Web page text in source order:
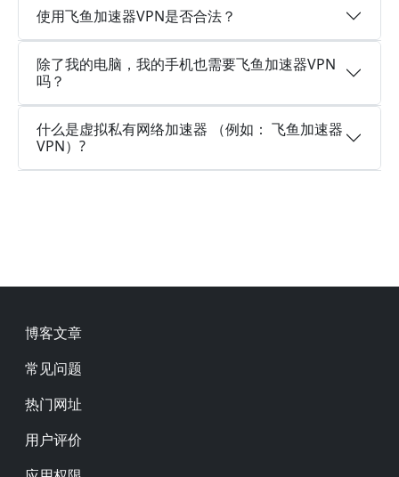
使用飞鱼加速器VPN是否合法？
除了我的电脑，我的手机也需要飞鱼加速器VPN
吗？
什么是虚拟私有网络加速器 （例如： 飞鱼加速器
VPN）?
Footer
博客文章
常见问题
热门网址
用户评价